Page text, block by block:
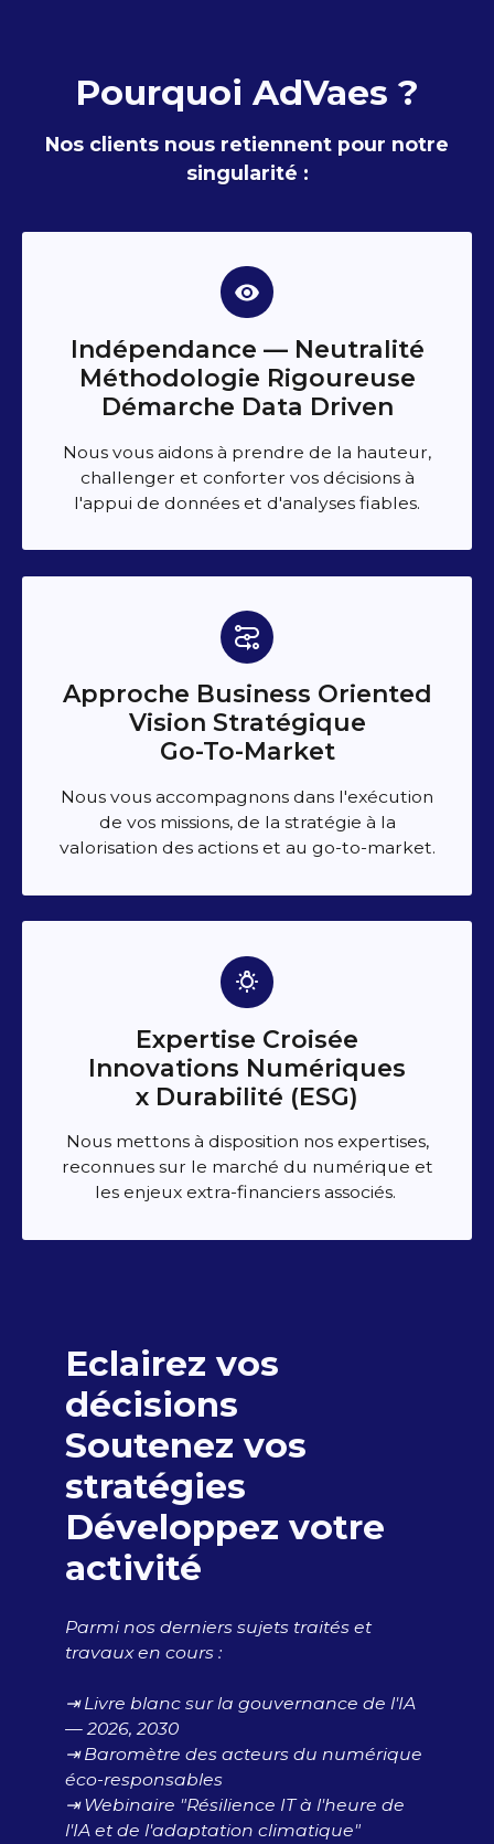
Pourquoi AdVaes ?​
Nos clients nous retiennent pour notre
singularité :
Indépendance — Neutralité
Méthodologie ​Rigoureuse
Démarche Data Driven
Nous vous aidons à prendre de la hauteur,
challenger et conforter vos décisions à
l'appui de données et d'analyses fiables.
Approche Business Oriented
Vision Stratégique​
Go-To-Market
Nous vous accompagnons dans l'exécution
de vos missions, de la stratégie à la
valorisation des actions et au go-to-market.
Expertise Croisée
Innovations Numériques
x Durabilité (ESG)
Nous mettons à disposition nos expertises,
reconnues sur le marché du numérique et
les enjeux extra-financiers associés.
Eclairez vos
décisions
Soutenez vos
stratégies
Développez votre
activité
Parmi nos derniers sujets traités et
travaux en cours :
⇥ Livre blanc sur la gouvernance de l'IA
— 2026, 2030
⇥ Baromètre des acteurs du numérique
éco-responsables
⇥ Webinaire "Résilience IT à l'heure de
l'IA et de l'adaptation climatique"